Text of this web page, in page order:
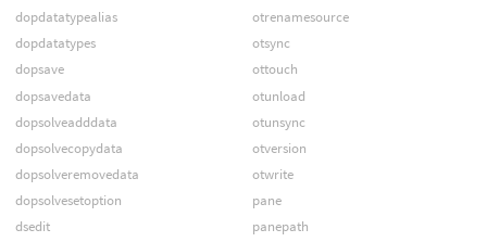
dopdatatypealias
dopdatatypes
dopsave
dopsavedata
dopsolveadddata
dopsolvecopydata
dopsolveremovedata
dopsolvesetoption
dsedit
otrenamesource
otsync
ottouch
otunload
otunsync
otversion
otwrite
pane
panepath